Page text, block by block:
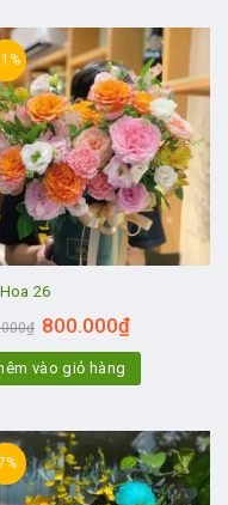
26
₫ 800.000₫
vào giỏ hàng